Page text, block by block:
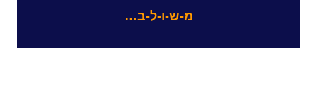
מ-ש-ו-ל-ב…